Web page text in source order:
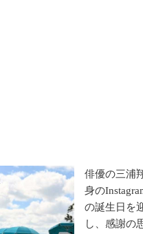
俳優の三浦
身の
の誕生日を
し、感謝の